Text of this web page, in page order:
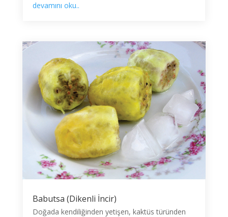
devamını oku..
Babutsa (Dikenli İncir)
Doğada kendiliğinden yetişen, kaktüs türünden